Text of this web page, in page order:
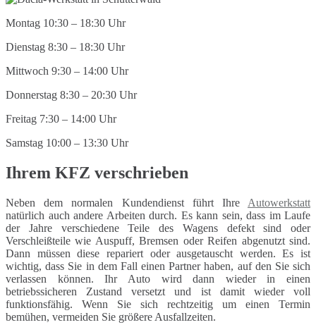
Montag 10:30 – 18:30 Uhr
Dienstag 8:30 – 18:30 Uhr
Mittwoch 9:30 – 14:00 Uhr
Donnerstag 8:30 – 20:30 Uhr
Freitag 7:30 – 14:00 Uhr
Samstag 10:00 – 13:30 Uhr
Ihrem KFZ verschrieben
Neben dem normalen Kundendienst führt Ihre Autowerkstatt
natürlich auch andere Arbeiten durch. Es kann sein, dass im Laufe
der Jahre verschiedene Teile des Wagens defekt sind oder
Verschleißteile wie Auspuff, Bremsen oder Reifen abgenutzt sind.
Dann müssen diese repariert oder ausgetauscht werden. Es ist
wichtig, dass Sie in dem Fall einen Partner haben, auf den Sie sich
verlassen können. Ihr Auto wird dann wieder in einen
betriebssicheren Zustand versetzt und ist damit wieder voll
funktionsfähig. Wenn Sie sich rechtzeitig um einen Termin
bemühen, vermeiden Sie größere Ausfallzeiten.